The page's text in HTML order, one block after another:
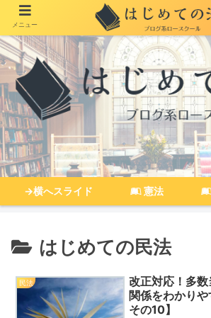
→横へスライド 憲法
はじめての民法
民法
改正対応！多
関係をわかり
その10】
メニュー